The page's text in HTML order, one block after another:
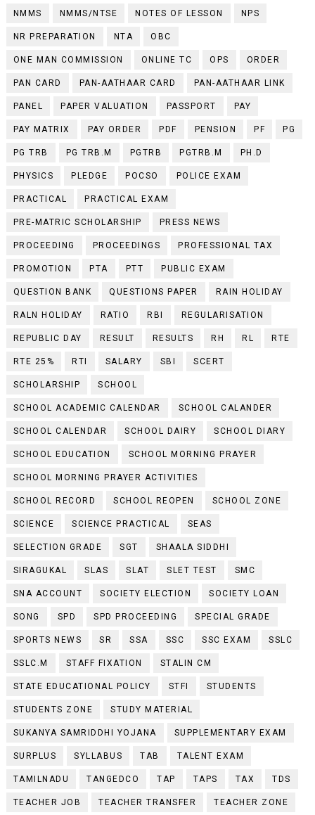
NMMS NMMS/NTSE NOTES OF LESSON NPS
NR PREPARATION NTA OBC
ONE MAN COMMISSION ONLINE TC OPS ORDER
PAN CARD PAN-AATHAAR CARD PAN-AATHAAR LINK
PANEL PAPER VALUATION PASSPORT PAY
PAY MATRIX PAY ORDER PDF PENSION PF PG
PG TRB PG TRB.M PGTRB PGTRB.M PH.D
PHYSICS PLEDGE POCSO POLICE EXAM
PRACTICAL PRACTICAL EXAM
PRE-MATRIC SCHOLARSHIP PRESS NEWS
PROCEEDING PROCEEDINGS PROFESSIONAL TAX
PROMOTION PTA PTT PUBLIC EXAM
QUESTION BANK QUESTIONS PAPER RAIN HOLIDAY
RALN HOLIDAY RATIO RBI REGULARISATION
REPUBLIC DAY RESULT RESULTS RH RL RTE
RTE 25% RTI SALARY SBI SCERT
SCHOLARSHIP SCHOOL
SCHOOL ACADEMIC CALENDAR SCHOOL CALANDER
SCHOOL CALENDAR SCHOOL DAIRY SCHOOL DIARY
SCHOOL EDUCATION SCHOOL MORNING PRAYER
SCHOOL MORNING PRAYER ACTIVITIES
SCHOOL RECORD SCHOOL REOPEN SCHOOL ZONE
SCIENCE SCIENCE PRACTICAL SEAS
SELECTION GRADE SGT SHAALA SIDDHI
SIRAGUKAL SLAS SLAT SLET TEST SMC
SNA ACCOUNT SOCIETY ELECTION SOCIETY LOAN
SONG SPD SPD PROCEEDING SPECIAL GRADE
SPORTS NEWS SR SSA SSC SSC EXAM SSLC
SSLC.M STAFF FIXATION STALIN CM
STATE EDUCATIONAL POLICY STFI STUDENTS
STUDENTS ZONE STUDY MATERIAL
SUKANYA SAMRIDDHI YOJANA SUPPLEMENTARY EXAM
SURPLUS SYLLABUS TAB TALENT EXAM
TAMILNADU TANGEDCO TAP TAPS TAX TDS
TEACHER JOB TEACHER TRANSFER TEACHER ZONE